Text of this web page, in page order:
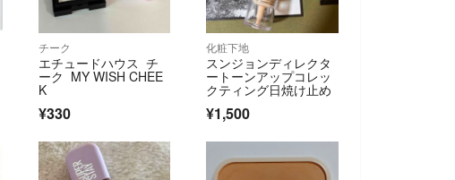
チーク
エチュードハウス チ
ーク MY WISH CHEE
K
¥330
化粧下地
スンジョンディレクタ
ートーンアップコレッ
クティング日焼け止め
¥1,500